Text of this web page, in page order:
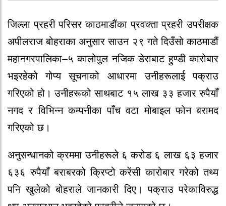
जिल्ला प्रहरी परिसर काठमाडौंका प्रवक्ता प्रहरी उपरीक्षक
अपीलराज बोहराका अनुसार साउन २९ गते दिउँसो काठमाडौं
महानगरपालिका–५ कालोपुल नजिक डेराबाट हुण्डी कारोबार
भइरहेको गोप्य सूचनाको आधारमा उनीहरूलाई पक्राउ
गरिएको हो। उनीहरूको साथबाट १५ लाख ३३ हजार रुपैयाँ
नगद र विभिन्न कम्पनीका पाँच वटा मोबाइल फोन बरामद
गरिएको छ।
अनुसन्धानको क्रममा उनीहरूले ६ करोड ६ लाख ६३ हजार
६३६ रुपैयाँ बराबरको क्रिप्टो करेंसी कारोबार गरेको तथ्य
पनि खुलेको बोहराले जानकारी दिए। पक्राउ परेकाविरुद्ध